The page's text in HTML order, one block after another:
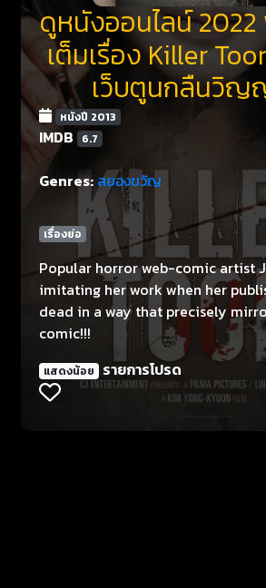
ดูหนังออนไลน์ 2022
เต็มเรื่อง Killer
เว็บตูนกลืนวิ
หนังปี 2013
IMDB 6.7
Genres: สยองขวัญ
เรื่องย่อ
Popular horror web-comic artist
imitating her work when her
dead in a way that precisely
comic!!!
แสดงน้อย รายการโปรด